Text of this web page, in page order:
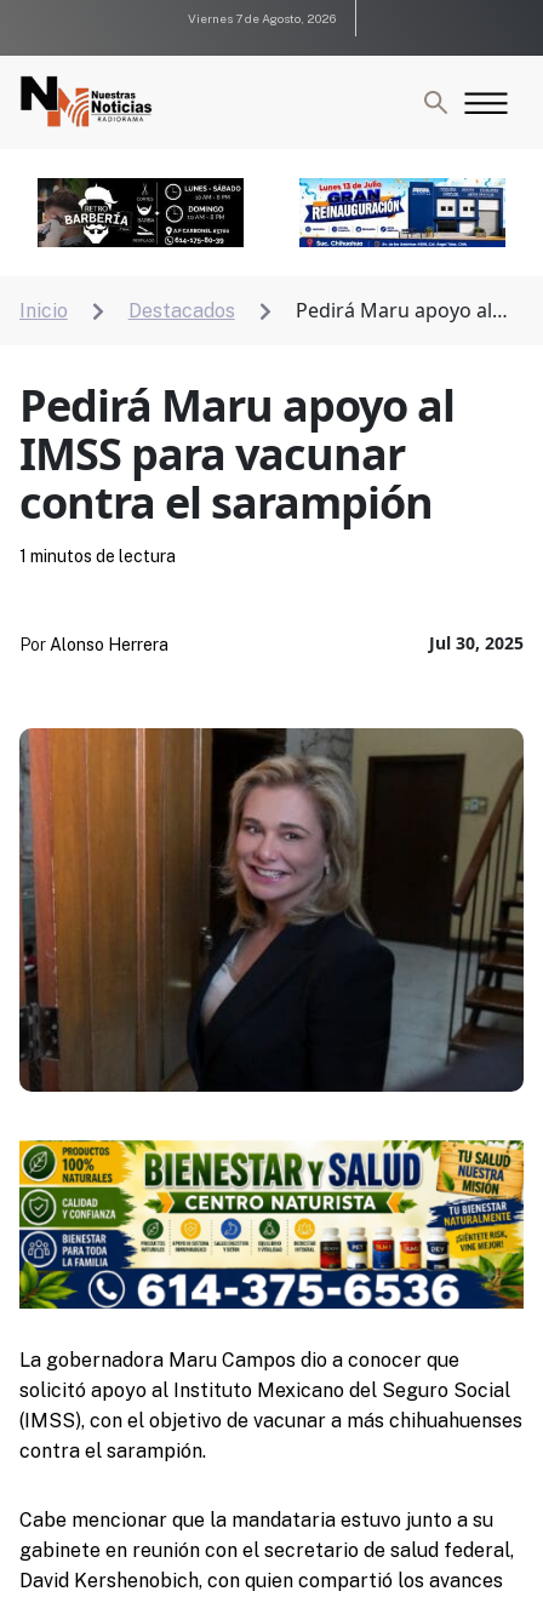
Viernes 7 de Agosto, 2026
Inicio  Destacados 
Pedirá Maru apoyo al
Pedirá Maru apoyo al
IMSS para vacunar
contra el sarampión
Jul 30, 2025
Por Alonso Herrera
1 minutos de lectura
La gobernadora Maru Campos dio a conocer que
solicitó apoyo al Instituto Mexicano del Seguro Social
(IMSS), con el objetivo de vacunar a más chihuahuenses
contra el sarampión.
Cabe mencionar que la mandataria estuvo junto a su
gabinete en reunión con el secretario de salud federal,
David Kershenobich, con quien compartió los avances